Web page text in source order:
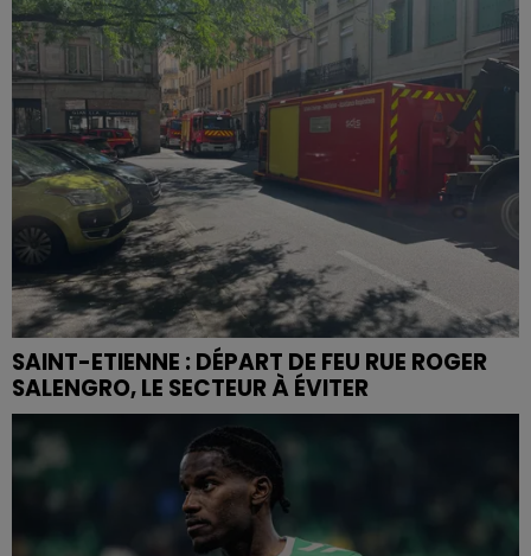
SAINT-ETIENNE : DÉPART DE FEU RUE ROGER
SALENGRO, LE SECTEUR À ÉVITER